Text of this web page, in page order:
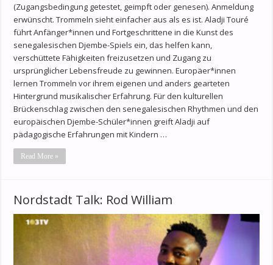
(Zugangsbedingung getestet, geimpft oder genesen). Anmeldung
erwünscht. Trommeln sieht einfacher aus als es ist. Aladji Touré
führt Anfänger*innen und Fortgeschrittene in die Kunst des
senegalesischen Djembe-Spiels ein, das helfen kann,
verschüttete Fähigkeiten freizusetzen und Zugang zu
ursprünglicher Lebensfreude zu gewinnen. Europäer*innen
lernen Trommeln vor ihrem eigenen und anders gearteten
Hintergrund musikalischer Erfahrung. Für den kulturellen
Brückenschlag zwischen den senegalesischen Rhythmen und den
europäischen Djembe-Schüler*innen greift Aladji auf
pädagogische Erfahrungen mit Kindern …
Read More »
Nordstadt Talk: Rod William